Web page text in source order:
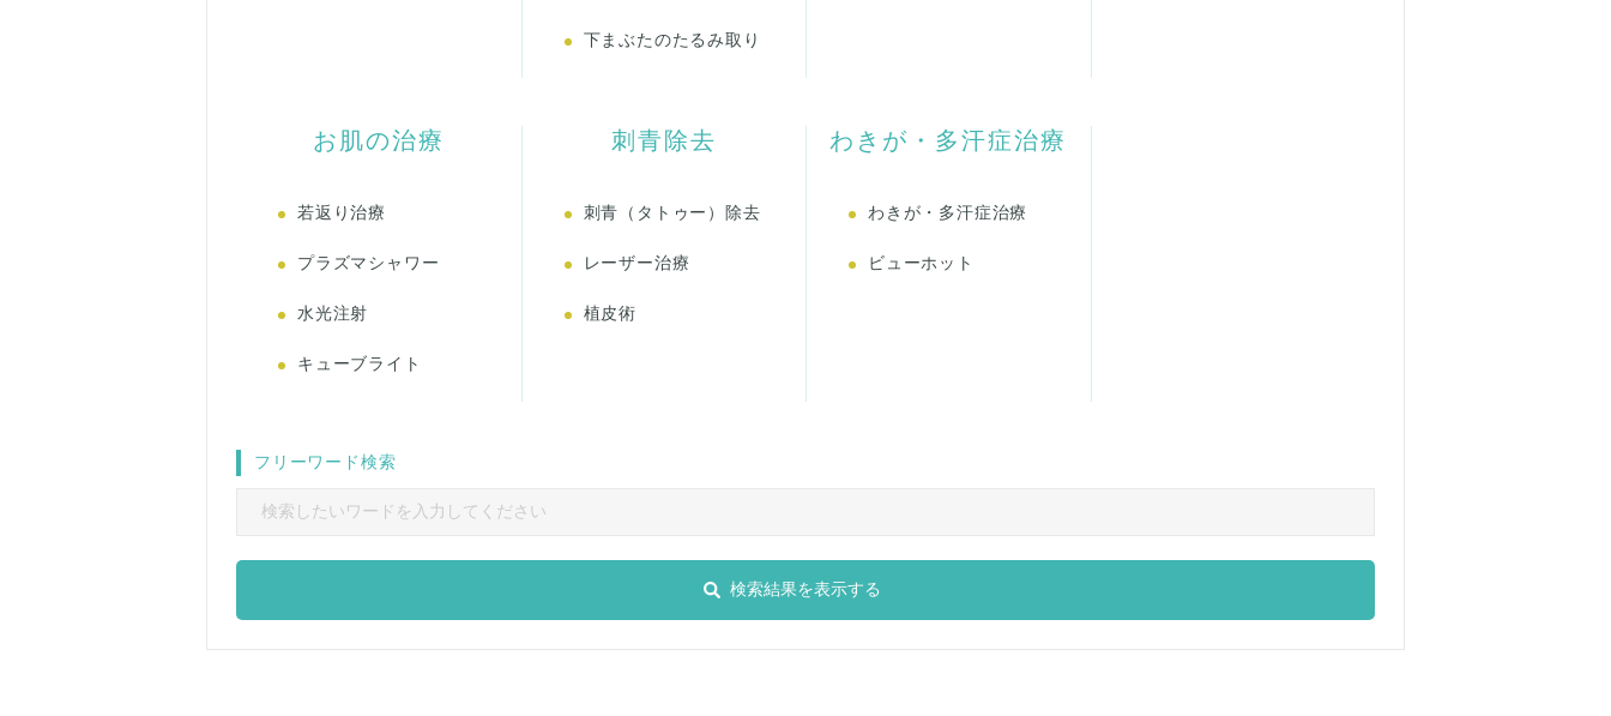
下まぶたのたるみ取り
お肌の治療
若返り治療
プラズマシャワー
水光注射
キューブライト
刺青除去
刺青（タトゥー）除去
レーザー治療
植皮術
わきが・多汗症治療
わきが・多汗症治療
ビューホット
フリーワード検索
検索結果を表示する